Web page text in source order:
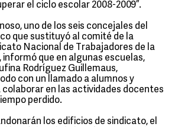
el ciclo escolar 2008-2009”.
uno de los seis concejales del
que sustituyó al comité de la
Nacional de Trabajadores de la
informó que en algunas escuelas,
Rodríguez Guillemaus,
con un llamado a alumnos y
colaborar en las actividades docentes
perdido.
los edificios de sindicato, el